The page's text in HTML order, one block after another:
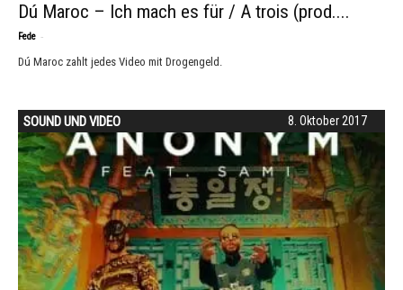
Dú Maroc – Ich mach es für / A trois (prod....
Fede -
Dú Maroc zahlt jedes Video mit Drogengeld.
8. Oktober 2017
SOUND UND VIDEO